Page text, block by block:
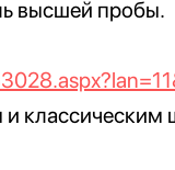
высшей пробы.
и классическим